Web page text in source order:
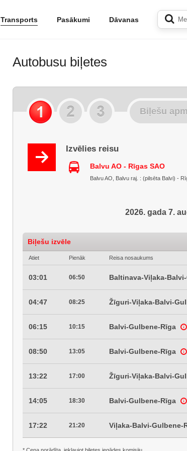
Transports Pasākumi Dāvanas
Autobusu biļetes
Biļešu
Izvēlies reisu
Balvu AO - Rīgas SAO
Balvu AO, Balvu raj. : (pilsēta Balvi) -
2026. gada 7.
Biļešu izvēle
Atiet Pienāk Reisa nosaukums
03:01 06:50 Baltinava-Viļaka-
04:47 08:25 Žīguri-Viļaka-Balvi-
06:15 10:15 Balvi-Gulbene-Rīga
08:50 13:05 Balvi-Gulbene-Rīga
13:22 17:00 Žīguri-Viļaka-Balvi-
14:05 18:30 Balvi-Gulbene-Rīga
17:22 21:20 Viļaka-Balvi-Gulbene-